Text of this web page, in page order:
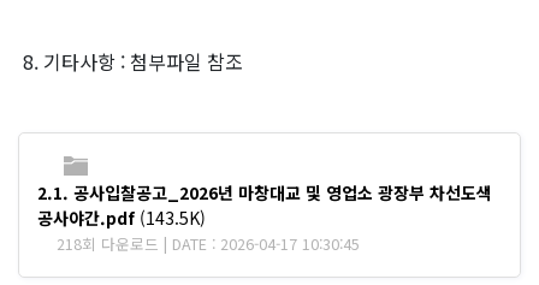
8. 기타사항 : 첨부파일 참조
2.1. 공사입찰공고_2026년 마창대교 및 영업소 광장부 차선도색
공사야간.pdf (143.5K)
218회 다운로드 | DATE : 2026-04-17 10:30:45